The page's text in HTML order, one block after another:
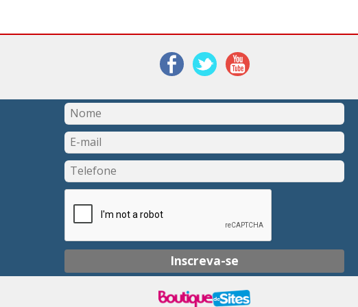
Inscreva-se